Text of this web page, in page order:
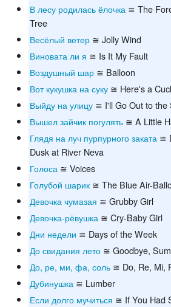
В лесу родилась ёлочка ≅ The
Tree
Весёлый ветер ≅ Jolly Wind
Виновата ли я ≅ Is It My Fault
Воздушный шар ≅ Balloon
Вот кукушка на суку ≅ Here's a
Выйду на улицу ≅ I'll Go Out to the
Вышел зайчик погулять ≅ A Little
Глядя на луч пурпурного заката ≅
Dusk at River Neva
Голоса ≅ Voices
Голубой шарик ≅ The Blue Air-
Девочка чумазая ≅ Grubby Girl
Девочка-рёвушка ≅ Cry-Baby Girl
Дни недели ≅ Days of the Week
До свидания лето ≅ Goodbye,
До, ре, ми, фа, соль ≅ Do, Re, Mi,
Дубинушка ≅ Lumber
Если долго мучиться ≅ If You Had